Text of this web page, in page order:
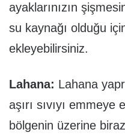
ayaklarınızın
su kaynağı olduğu
ekleyebilirsiniz.
Lahana: Lahana
aşırı sıvıyı
bölgenin üzerine